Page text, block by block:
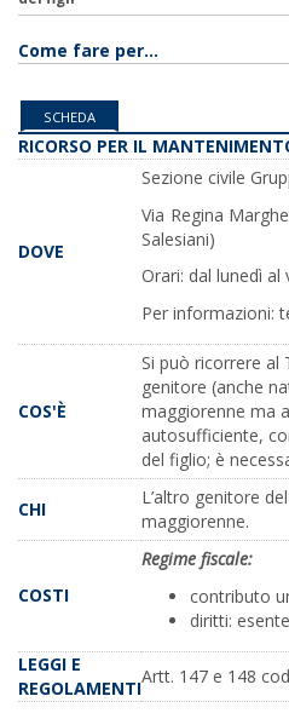
Come fare per...
SCHEDA
RICORSO PER IL
DOVE
Sezione civile
Via Regina
Salesiani)
Orari: dal lunedì al
Per informazioni:
COS'È
Si può ricorrere al
genitore (anche
maggiorenne ma
autosufficiente,
del figlio; è
CHI
L’altro genitore
maggiorenne.
COSTI
Regime fiscale:
contributo
diritti: esente
LEGGI E
REGOLAMENTI
Artt. 147 e 148